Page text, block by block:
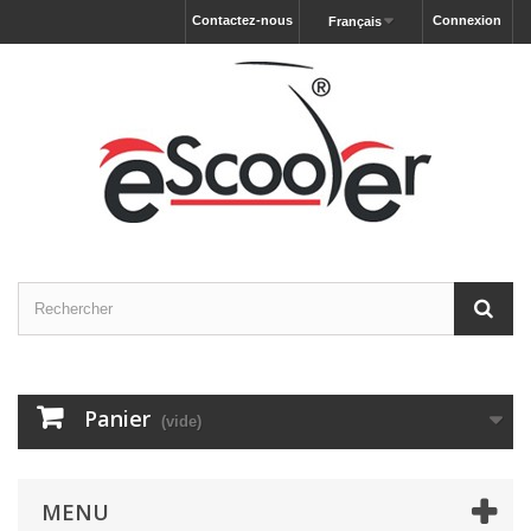
Connexion
Français
Contactez-nous
Panier (vide)
MENU